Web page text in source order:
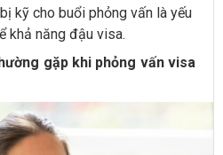
kỹ cho buổi phỏng vấn là yếu
khả năng đậu visa.
gặp khi phỏng vấn visa